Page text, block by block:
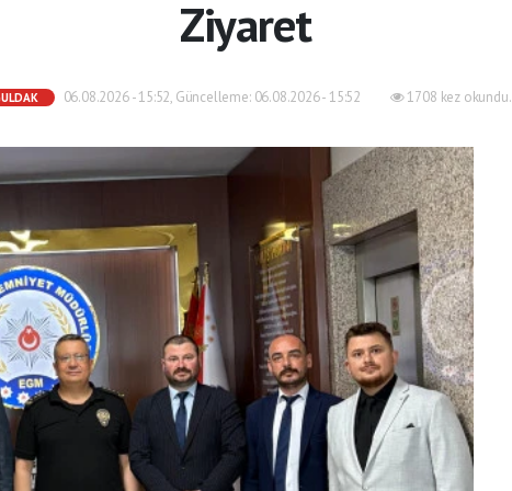
Ziyaret
06.08.2026 - 15:52, Güncelleme: 06.08.2026 - 15:52 1708 kez okundu.